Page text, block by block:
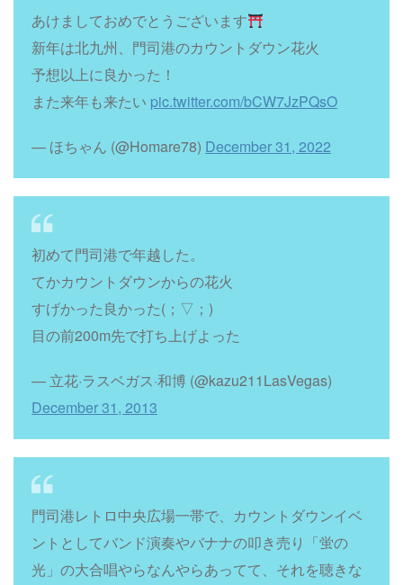
あけましておめでとうございます
新年は北九州、門司港のカウントダウン花火
予想以上に良かった！
また来年も来たい pic.twitter.com/bCW7JzPQsO
— ほちゃん (@Homare78) December 31, 2022
初めて門司港で年越した。
てかカウントダウンからの花火
すげかった良かった(；▽；)
目の前200m先で打ち上げよった
— 立花·ラスベガス·和博 (@kazu211LasVegas)
December 31, 2013
門司港レトロ中央広場一帯で、カウントダウンイベ
ントとしてバンド演奏やバナナの叩き売り「蛍の
光」の大合唱やらなんやらあってて、それを聴きな